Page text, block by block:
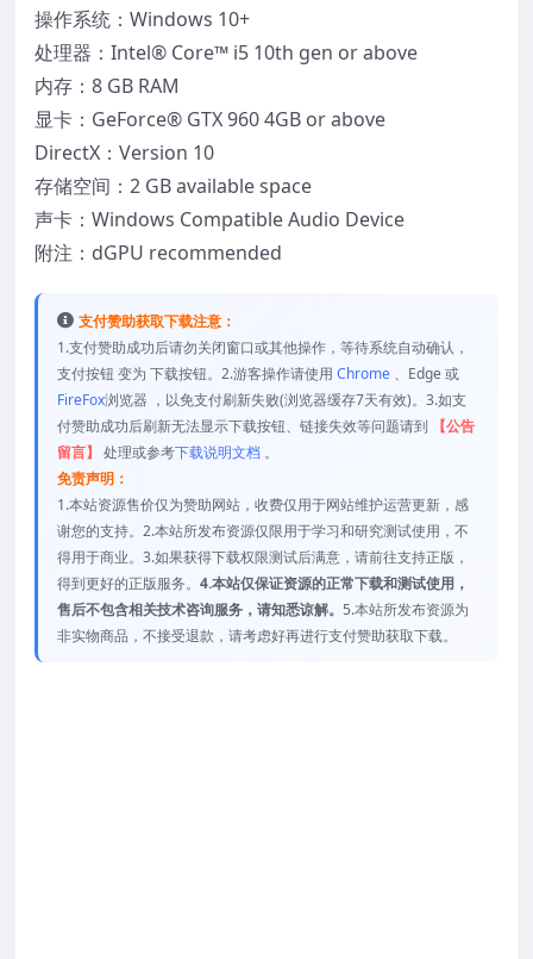
操作系统：Windows 10+
处理器：Intel® Core™ i5 10th gen or above
内存：8 GB RAM
显卡：GeForce® GTX 960 4GB or above
DirectX：Version 10
存储空间：2 GB available space
声卡：Windows Compatible Audio Device
附注：dGPU recommended
支付赞助获取下载注意：
1.支付赞助成功后请勿关闭窗口或其他操作，等待系统自动确认，
支付按钮 变为 下载按钮。2.游客操作请使用 Chrome 、Edge 或
FireFox浏览器 ，以免支付刷新失败(浏览器缓存7天有效)。3.如支
付赞助成功后刷新无法显示下载按钮、链接失效等问题请到
【公告
留言】 处理或参考下载说明文档 。
免责声明：
1.本站资源售价仅为赞助网站，收费仅用于网站维护运营更新，感
谢您的支持。2.本站所发布资源仅限用于学习和研究测试使用，不
得用于商业。3.如果获得下载权限测试后满意，请前往支持正版，
得到更好的正版服务。 4.本站仅保证资源的正常下载和测试使用，
售后不包含相关技术咨询服务，请知悉谅解。 5.本站所发布资源为
非实物商品，不接受退款，请考虑好再进行支付赞助获取下载。